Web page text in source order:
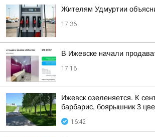
Жителям Удмуртии
17:36
В Ижевске начали
17:16
Ижевск озеленяется. К
барбарис, боярышник 3
16:42